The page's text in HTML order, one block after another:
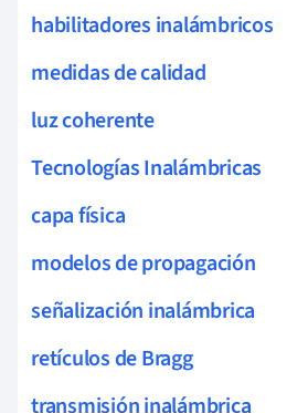
habilitadores inalámbricos
medidas de calidad
luz coherente
Tecnologías Inalámbricas
capa física
modelos de propagación
señalización inalámbrica
retículos de Bragg
transmisión inalámbrica